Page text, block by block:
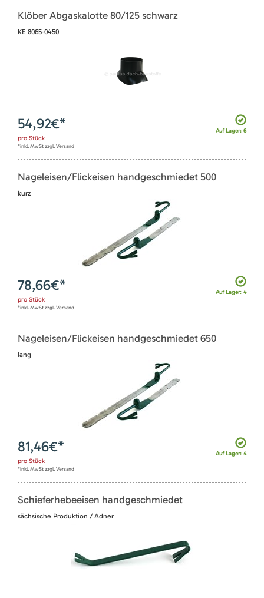
Klöber Abgaskalotte 80/125 schwarz
KE 8065-0450
Auf Lager: 6
54,92€*
pro Stück
*inkl. MwSt zzgl. Versand
Nageleisen/Flickeisen handgeschmiedet 500
kurz
Auf Lager: 4
78,66€*
pro Stück
*inkl. MwSt zzgl. Versand
Nageleisen/Flickeisen handgeschmiedet 650
lang
Auf Lager: 4
81,46€*
pro Stück
*inkl. MwSt zzgl. Versand
Schieferhebeeisen handgeschmiedet
sächsische Produktion / Adner